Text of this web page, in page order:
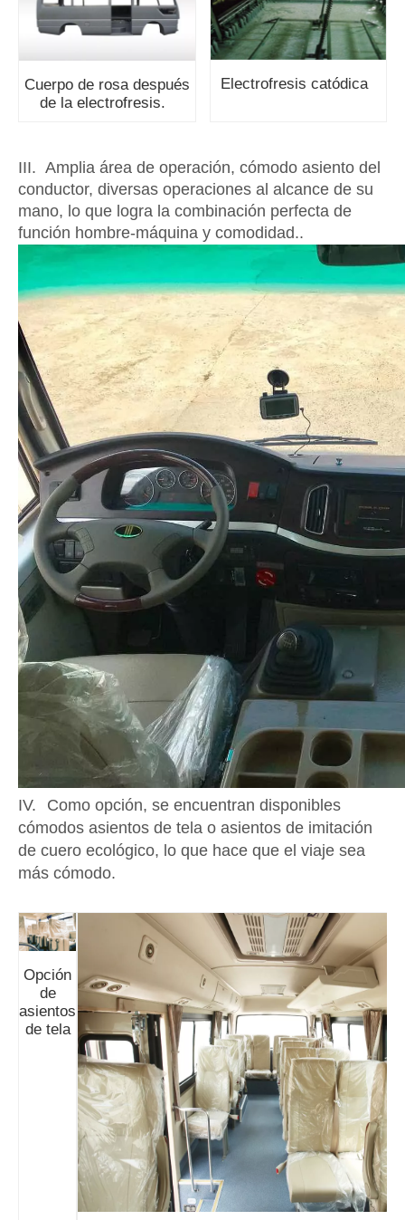
Cuerpo de rosa después
de la electrofresis.
Electrofresis catódica
III. Amplia área de operación, cómodo asiento del
conductor, diversas operaciones al alcance de su
mano, lo que logra la combinación perfecta de
función hombre-máquina y comodidad..
IV.
Como opción, se encuentran disponibles
cómodos asientos de tela o asientos de imitación
de cuero ecológico, lo que hace que el viaje sea
más cómodo.
Opción
de
asientos
de tela